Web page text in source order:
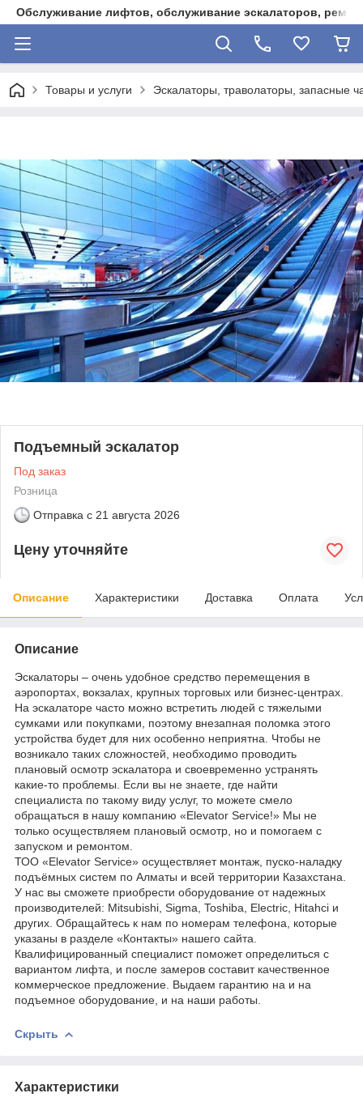
Обслуживание лифтов, обслуживание эскалаторов,
Товары и услуги Эскалаторы, траволаторы, запасные
Подъемный эскалатор
Под заказ
Розница
Отправка с 21 августа 2026
Цену уточняйте
Описание Характеристики Доставка Оплата
Описание
Эскалаторы – очень удобное средство перемещения в
аэропортах, вокзалах, крупных торговых или бизнес-центрах.
На эскалаторе часто можно встретить людей с тяжелыми
сумками или покупками, поэтому внезапная поломка этого
устройства будет для них особенно неприятна. Чтобы не
возникало таких сложностей, необходимо проводить
плановый осмотр эскалатора и своевременно устранять
какие-то проблемы. Если вы не знаете, где найти
специалиста по такому виду услуг, то можете смело
обращаться в нашу компанию «Elevator Service!» Мы не
только осуществляем плановый осмотр, но и помогаем с
запуском и ремонтом.
ТОО «Elevator Service» осуществляет монтаж, пуско-наладку
подъёмных систем по Алматы и всей территории Казахстана.
У нас вы сможете приобрести оборудование от надежных
производителей: Mitsubishi, Sigma, Toshiba, Electric, Hitahci и
других. Обращайтесь к нам по номерам телефона, которые
указаны в разделе «Контакты» нашего сайта.
Квалифицированный специалист поможет определиться с
вариантом лифта, и после замеров составит качественное
коммерческое предложение. Выдаем гарантию на и на
подъемное оборудование, и на наши работы.
Скрыть
Характеристики